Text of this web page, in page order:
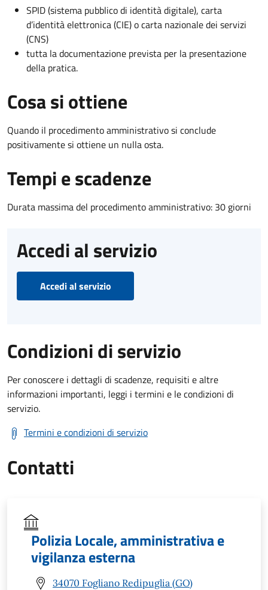
SPID (sistema pubblico di identità digitale), carta
d’identità elettronica (CIE) o carta nazionale dei servizi
(CNS)
tutta la documentazione prevista per la presentazione
della pratica.
Cosa si ottiene
Quando il procedimento amministrativo si conclude
positivamente si ottiene un nulla osta.
Tempi e scadenze
Durata massima del procedimento amministrativo: 30 giorni
Accedi al servizio
Accedi al servizio
Condizioni di servizio
Per conoscere i dettagli di scadenze, requisiti e altre
informazioni importanti, leggi i termini e le condizioni di
servizio.
Termini e condizioni di servizio
Contatti
Polizia Locale, amministrativa e
vigilanza esterna
34070 Fogliano Redipuglia (GO)